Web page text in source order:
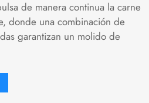
de manera continua la carne
donde una combinación de
garantizan un molido de